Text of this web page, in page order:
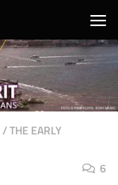
/THE EARLY
6